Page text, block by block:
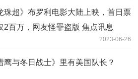
珠超》布罗利电影大陆上映，首日票
2百万，网友怪罪盗版 焦点讯息
2023-06-26
鹰与冬日战士》里有美国队长？